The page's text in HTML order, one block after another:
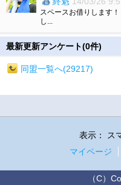
スペースお借りします
し...
最新更新アンケート(0件)
同盟一覧へ(29217)
表示： ス
マイページ
（C）